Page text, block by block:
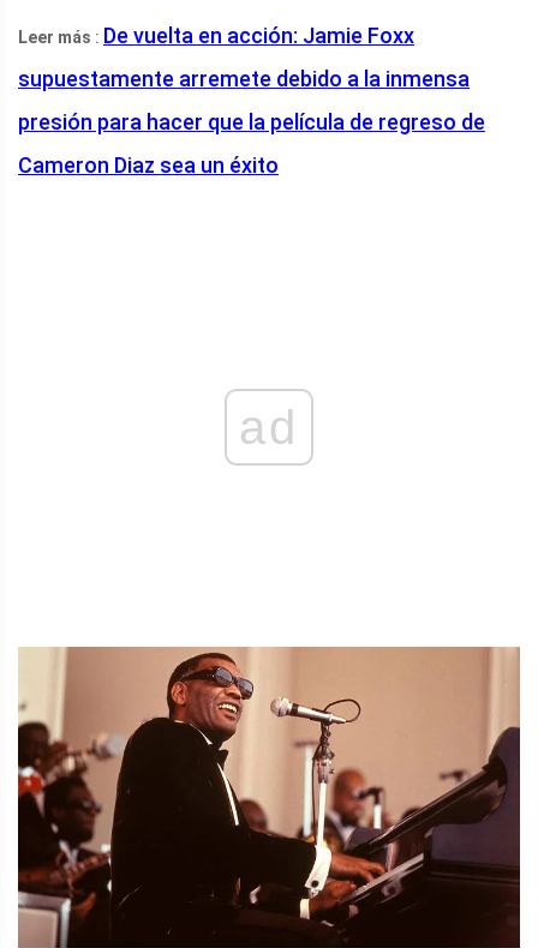
Leer más : De vuelta en acción: Jamie Foxx
supuestamente arremete debido a la inmensa
presión para hacer que la película de regreso de
Cameron Diaz sea un éxito
ad